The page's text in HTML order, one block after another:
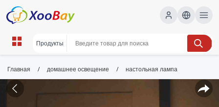
Главная / домашнее освещение / настольная лампа